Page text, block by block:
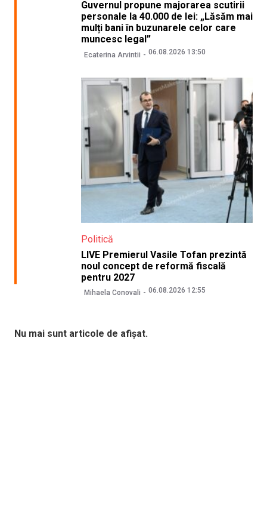
Guvernul propune majorarea scutirii
personale la 40.000 de lei: „Lăsăm mai
mulți bani în buzunarele celor care
muncesc legal”
Ecaterina Arvintii 06.08.2026 13:50
Politică
LIVE Premierul Vasile Tofan prezintă
noul concept de reformă fiscală
pentru 2027
Mihaela Conovali 06.08.2026 12:55
Nu mai sunt articole de afișat.